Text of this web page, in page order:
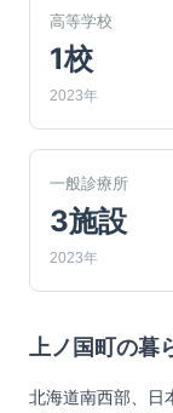
高等学校
1校
2023年
一般診療所
3施設
2023年
上ノ国町 の暮
北海道南西部、日